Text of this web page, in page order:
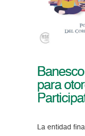
para
La entidad